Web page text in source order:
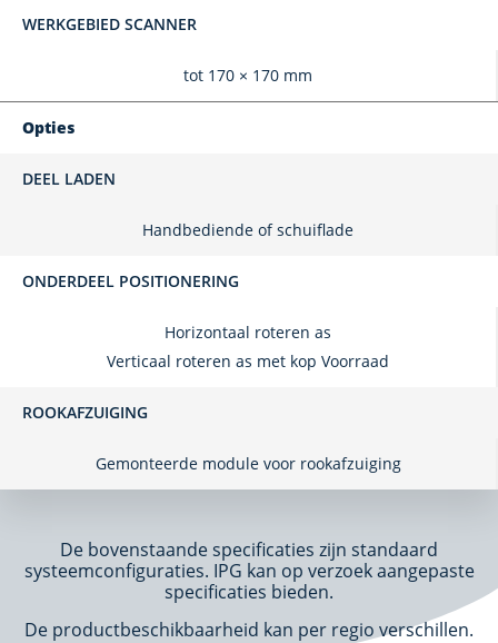
WERKGEBIED SCANNER
tot 170 × 170 mm
Opties
DEEL LADEN
Handbediende of schuiflade
ONDERDEEL POSITIONERING
Horizontaal roteren as
Verticaal roteren as met kop Voorraad
ROOKAFZUIGING
Gemonteerde module voor rookafzuiging
De bovenstaande specificaties zijn standaard
systeemconfiguraties. IPG kan op verzoek aangepaste
specificaties bieden.
De productbeschikbaarheid kan per regio verschillen.